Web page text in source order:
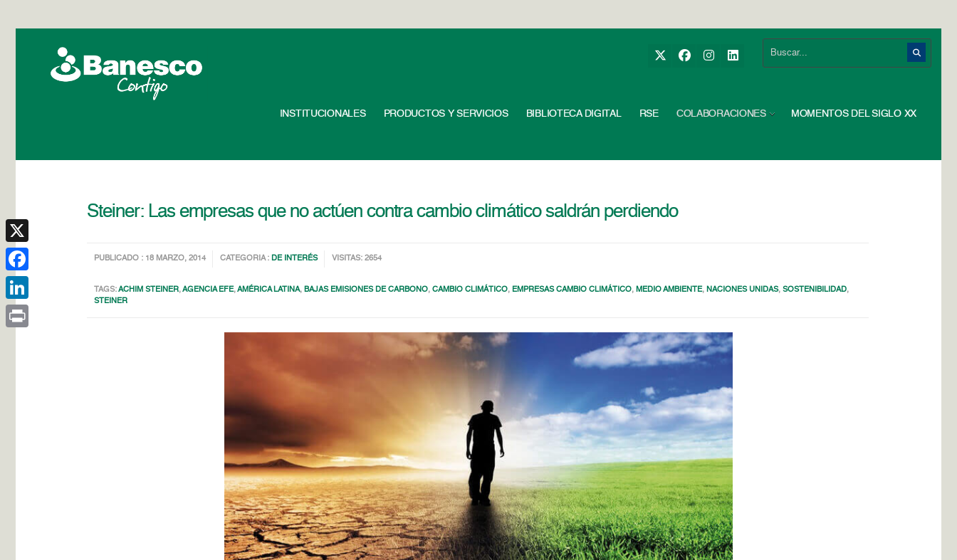
INSTITUCIONALES PRODUCTOS Y SERVICIOS BIBLIOTECA DIGITAL RSE COLABORACIONES MOMENTOS DEL SIGLO XX
Steiner: Las empresas que no actúen contra cambio climático saldrán perdiendo
PUBLICADO : 18 MARZO, 2014 CATEGORIA : DE INTERÉS VISITAS: 2654
TAGS:ACHIM STEINER,AGENCIA EFE,AMÉRICA LATINA, BAJAS EMISIONES DE CARBONO,CAMBIO CLIMÁTICO, EMPRESAS CAMBIO CLIMÁTICO, MEDIO AMBIENTE, NACIONES UNIDAS,SOSTENIBILIDAD,
STEINER
X
Facebook
LinkedIn